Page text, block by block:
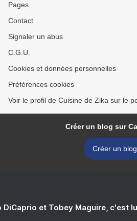
Pages
Contact
Signaler un abus
C.G.U.
Cookies et données personnelles
Préférences cookies
Voir le profil de Cuisine de Zika sur le
Créer un blog sur
Créer un blog
DiCaprio et Tobey Maguire, c'est